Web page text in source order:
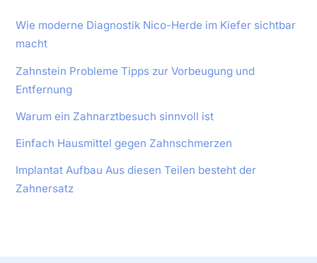
Wie moderne Diagnostik Nico-Herde im Kiefer sichtbar
macht
Zahnstein Probleme Tipps zur Vorbeugung und
Entfernung
Warum ein Zahnarztbesuch sinnvoll ist
Einfach Hausmittel gegen Zahnschmerzen
Implantat Aufbau Aus diesen Teilen besteht der
Zahnersatz